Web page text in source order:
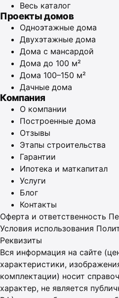
Весь каталог
Проекты домов
Одноэтажные дома
Двухэтажные дома
Дома с мансардой
Дома до 100 м²
Дома 100–150 м²
Дачные дома
Компания
О компании
Построенные дома
Отзывы
Этапы строительства
Гарантии
Ипотека и маткапитал
Услуги
Блог
Контакты
Оферта и ответственность
Условия использования
Реквизиты
Вся информация на сайте
характеристики,
комплектации) носит
характер, не является